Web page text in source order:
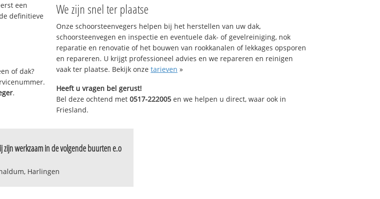
een
definitieve
of dak?
.
We zijn snel ter plaatse
Onze schoorsteenvegers helpen bij het herstellen van uw dak,
schoorsteenvegen en inspectie en eventuele dak- of gevelreiniging, nok
reparatie en renovatie of het bouwen van rookkanalen of lekkages opsporen
en repareren. U krijgt professioneel advies en we repareren en reinigen
vaak ter plaatse. Bekijk onze tarieven »
Heeft u vragen bel gerust!
Bel deze ochtend met 0517-222005 en we helpen u direct, waar ook in
Friesland.
zijn werkzaam in de volgende buurten e.o
Harlingen